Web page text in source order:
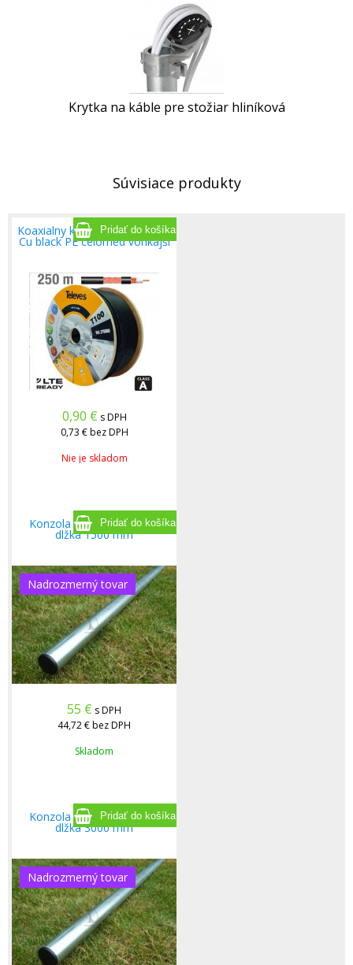
Krytka na káble pre stožiar hliníková
Súvisiace produkty
Koaxialny kabel Televes T-100
Cu black PE celomed vonkajší
0,90 € s DPH
0,73 € bez DPH
Nie je skladom
Konzola Tyč pozinkovana
dlžka 1500 mm
Nadrozmerný tovar
55 € s DPH
44,72 €bez DPH
Skladom
Konzola Tyč pozinkovana
dlžka 3000 mm
Nadrozmerný tovar